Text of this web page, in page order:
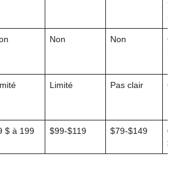
Y
Non Non
Limité Pas clair Oui
$ à 199
$99-$119 $79-$149
0
$